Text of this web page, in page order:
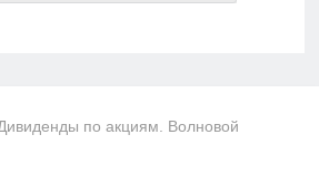
по акциям. Волновой